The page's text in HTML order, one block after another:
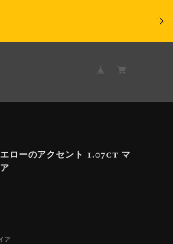
ローのアクセント 1.07ct マ
ア